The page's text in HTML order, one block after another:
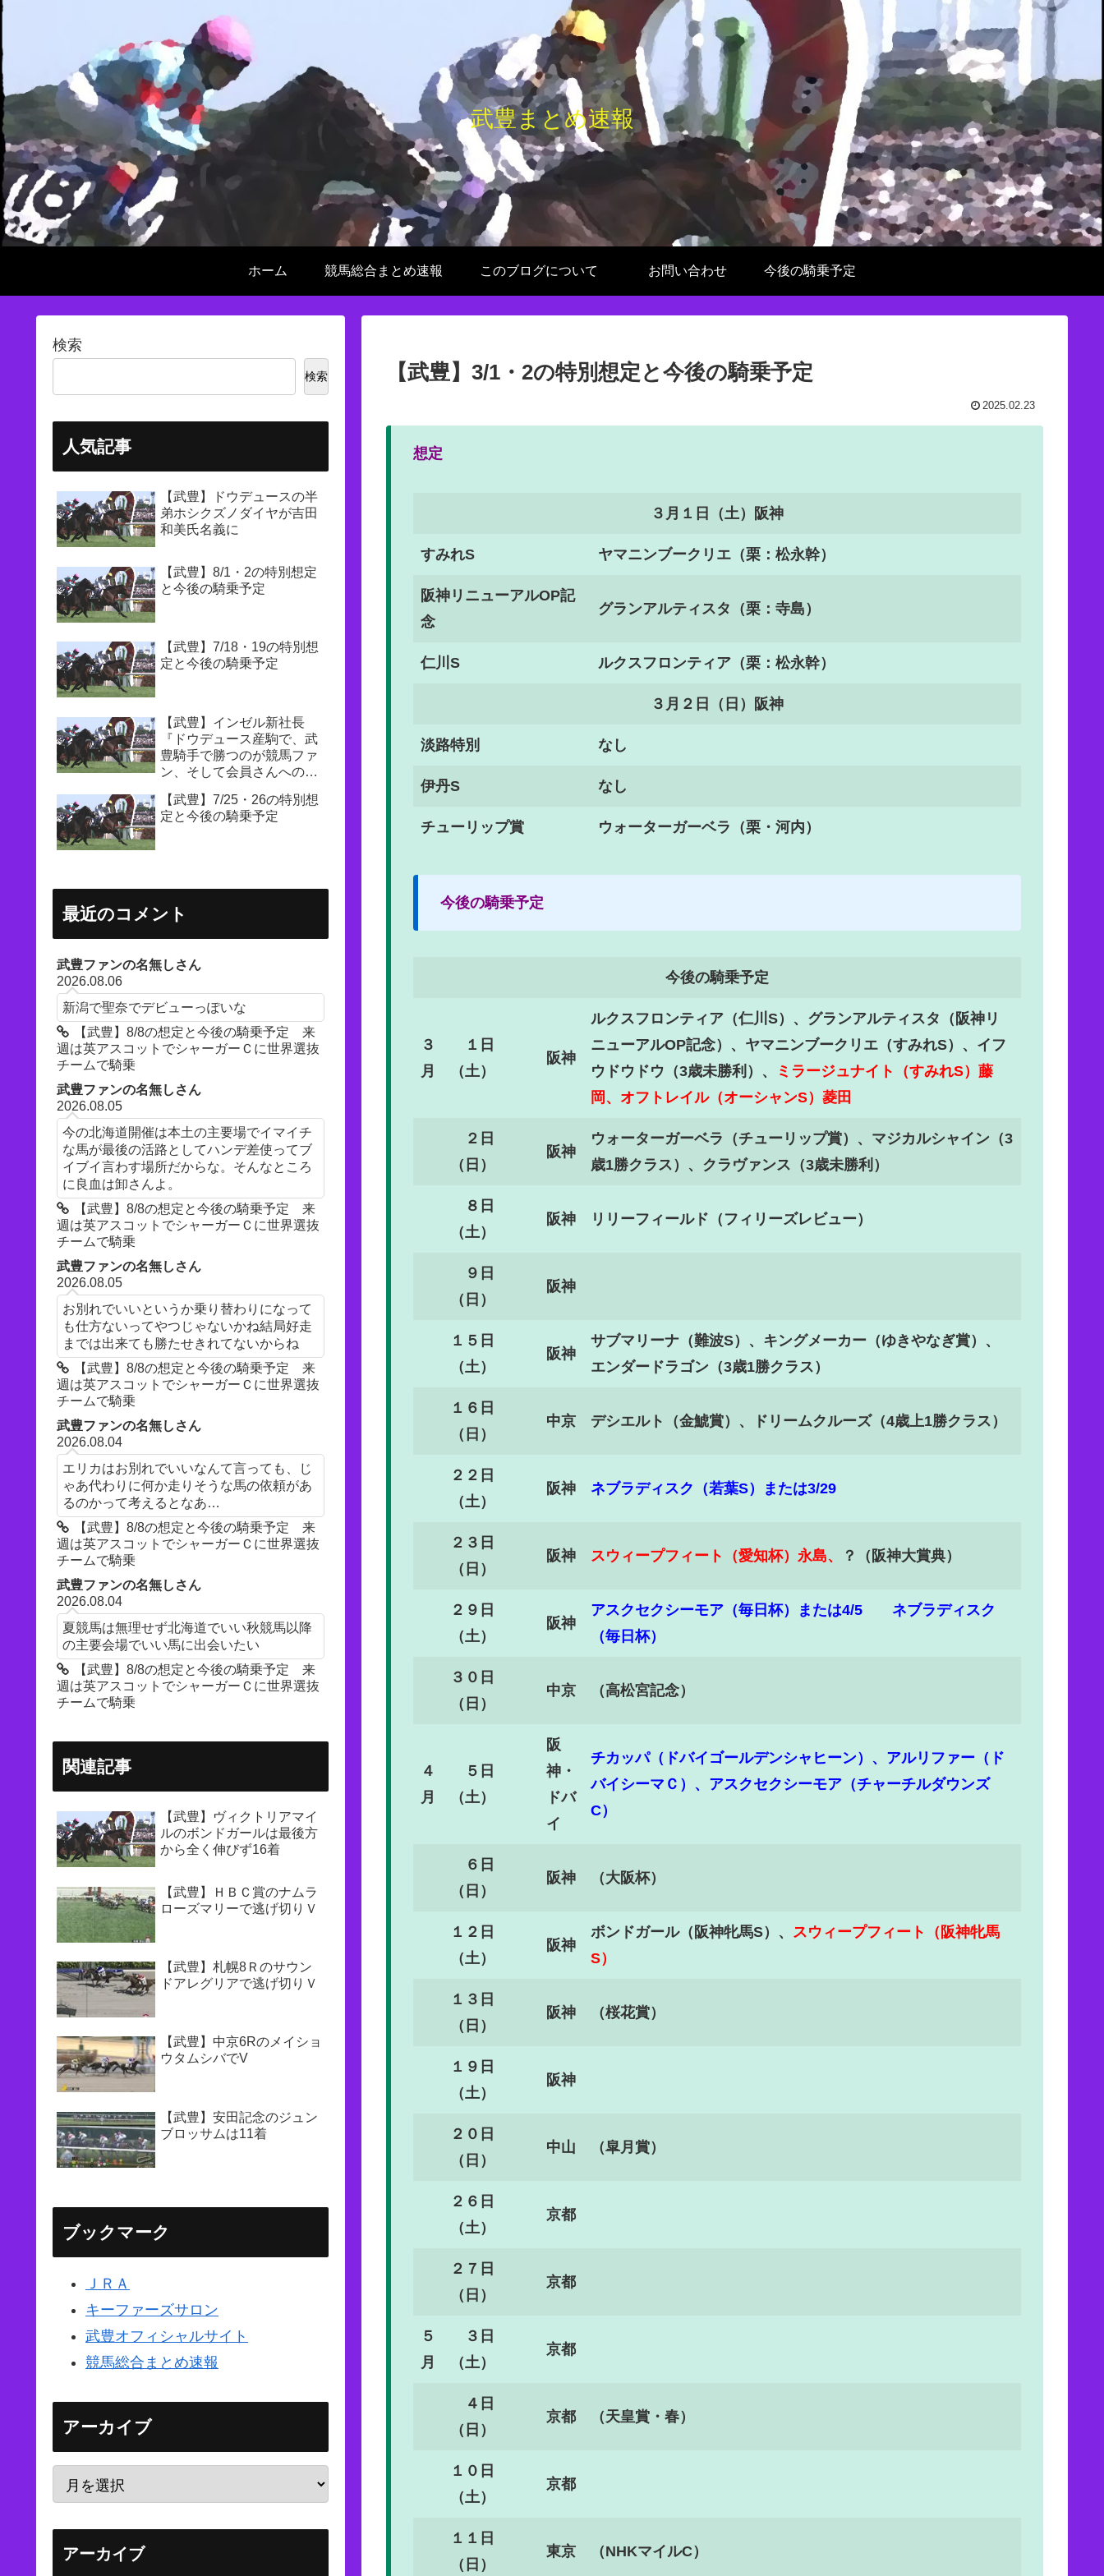
武豊まとめ速報
ホーム 競馬総合まとめ速報 このブログについて お問い合わせ 今後の騎乗予定
【武豊】3/1・2の特別想定と今後の騎乗予定
2025.02.23
想定
３月１日（土）阪神
すみれS ヤマニンブークリエ（栗：松永幹）
阪神リニューアルOP記
念
グランアルティスタ（栗：寺島）
仁川S ルクスフロンティア（栗：松永幹）
３月２日（日）阪神
淡路特別 なし
伊丹S なし
チューリップ賞 ウォーターガーベラ（栗・河内）
今後の騎乗予定
今後の騎乗予定
３
月
１日
（土）
阪神
ルクスフロンティア（仁川S）、グランアルティスタ（阪神リ
ニューアルOP記念）、ヤマニンブークリエ（すみれS）、イフ
ウドウドウ（3歳未勝利）、
ミラージュナイト（すみれS）藤
岡、オフトレイル（オーシャンS）菱田
２日
（日）
阪神
ウォーターガーベラ（チューリップ賞）、マジカルシャイン（3
歳1勝クラス）、クラヴァンス（3歳未勝利）
８日
（土）
阪神 リリーフィールド（フィリーズレビュー）
９日
（日）
阪神
１５日
（土）
阪神
サブマリーナ（難波S）、キングメーカー（ゆきやなぎ賞）、
エンダードラゴン（3歳1勝クラス）
１６日
（日）
中京 デシエルト（金鯱賞）、ドリームクルーズ（4歳上1勝クラス）
２２日
（土）
阪神 ネブラディスク（若葉S）または3/29
２３日
（日）
阪神 スウィープフィート（愛知杯）永島、 ？（阪神大賞典）
２９日
（土）
阪神
アスクセクシーモア（毎日杯）または4/5 ネブラディスク
（毎日杯）
３０日
（日）
中京 （高松宮記念）
４
月
５日
（土）
阪
神・
ドバ
イ
チカッパ（ドバイゴールデンシャヒーン）、アルリファー（ド
バイシーマＣ）、アスクセクシーモア（チャーチルダウンズ
C）
６日
（日）
阪神 （大阪杯）
１２日
（土）
阪神
ボンドガール（阪神牝馬S）、 スウィープフィート（阪神牝馬
S）
１３日
（日）
阪神 （桜花賞）
１９日
（土）
阪神
２０日
（日）
中山 （皐月賞）
２６日
（土）
京都
２７日
（日）
京都
５
月
３日
（土）
京都
４日
（日）
京都 （天皇賞・春）
１０日
（土）
京都
１１日
（日）
東京 （NHKマイルC）
検索
検索
人気記事
【武豊】ドウデュースの半
弟ホシクズノダイヤが吉田
和美氏名義に
【武豊】8/1・2の特別想定
と今後の騎乗予定
【武豊】7/18・19の特別想
定と今後の騎乗予定
【武豊】インゼル新社長
『ドウデュース産駒で、武
豊騎手で勝つのが競馬ファ
ン、そして会員さんへの一
【武豊】7/25・26の特別想
定と今後の騎乗予定
最近のコメント
武豊ファンの名無しさん
2026.08.06
新潟で聖奈でデビューっぽいな
【武豊】8/8の想定と今後の騎乗予定 来
週は英アスコットでシャーガーＣに世界選抜
チームで騎乗
武豊ファンの名無しさん
2026.08.05
今の北海道開催は本土の主要場でイマイチ
な馬が最後の活路としてハンデ差使ってブ
イブイ言わす場所だからな。そんなところ
に良血は卸さんよ。
【武豊】8/8の想定と今後の騎乗予定 来
週は英アスコットでシャーガーＣに世界選抜
チームで騎乗
武豊ファンの名無しさん
2026.08.05
お別れでいいというか乗り替わりになって
も仕方ないってやつじゃないかね結局好走
までは出来ても勝たせきれてないからね
【武豊】8/8の想定と今後の騎乗予定 来
週は英アスコットでシャーガーＣに世界選抜
チームで騎乗
武豊ファンの名無しさん
2026.08.04
エリカはお別れでいいなんて言っても、じ
ゃあ代わりに何か走りそうな馬の依頼があ
るのかって考えるとなあ…
【武豊】8/8の想定と今後の騎乗予定 来
週は英アスコットでシャーガーＣに世界選抜
チームで騎乗
武豊ファンの名無しさん
2026.08.04
夏競馬は無理せず北海道でいい秋競馬以降
の主要会場でいい馬に出会いたい
【武豊】8/8の想定と今後の騎乗予定 来
週は英アスコットでシャーガーＣに世界選抜
チームで騎乗
関連記事
【武豊】ヴィクトリアマイ
ルのボンドガールは最後方
から全く伸びず16着
【武豊】ＨＢＣ賞のナムラ
ローズマリーで逃げ切りＶ
【武豊】札幌8Ｒのサウン
ドアレグリアで逃げ切りＶ
【武豊】中京6Rのメイショ
ウタムシバでV
【武豊】安田記念のジュン
ブロッサムは11着
ブックマーク
ＪＲＡ
キーファーズサロン
武豊オフィシャルサイト
競馬総合まとめ速報
アーカイブ
アーカイブ